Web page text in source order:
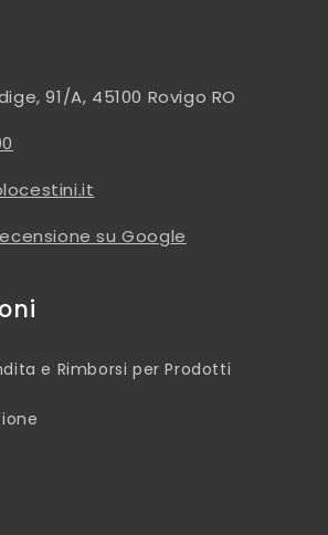
91/A, 45100 Rovigo RO
su Google
e Rimborsi per Prodotti